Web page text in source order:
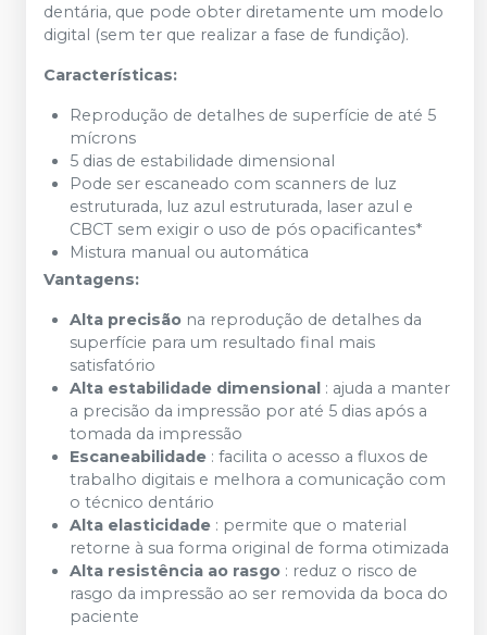
dentária, que pode obter diretamente um modelo
digital (sem ter que realizar a fase de fundição).
Características:
Reprodução de detalhes de superfície de até 5
mícrons
5 dias de estabilidade dimensional
Pode ser escaneado com scanners de luz
estruturada, luz azul estruturada, laser azul e
CBCT sem exigir o uso de pós opacificantes*
Mistura manual ou automática
Vantagens:
Alta precisão na reprodução de detalhes da
superfície para um resultado final mais
satisfatório
Alta estabilidade dimensional : ajuda a manter
a precisão da impressão por até 5 dias após a
tomada da impressão
Escaneabilidade : facilita o acesso a fluxos de
trabalho digitais e melhora a comunicação com
o técnico dentário
Alta elasticidade : permite que o material
retorne à sua forma original de forma otimizada
Alta resistência ao rasgo : reduz o risco de
rasgo da impressão ao ser removida da boca do
paciente